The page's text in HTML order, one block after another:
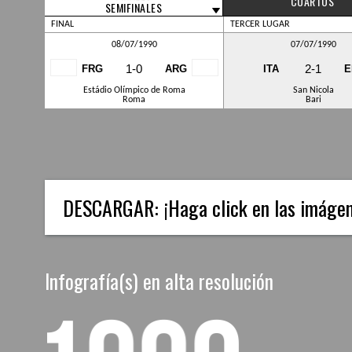
SEMIFINALES
FINAL TERCER LUGAR
08/07/1990
FRG 1-0 ARG
Estádio Olímpico de Roma
Roma
07/07/1990
ITA 2-1
San Nicola
Bari
DESCARGAR: ¡Haga click en las
Infografía(s) en alta resolución